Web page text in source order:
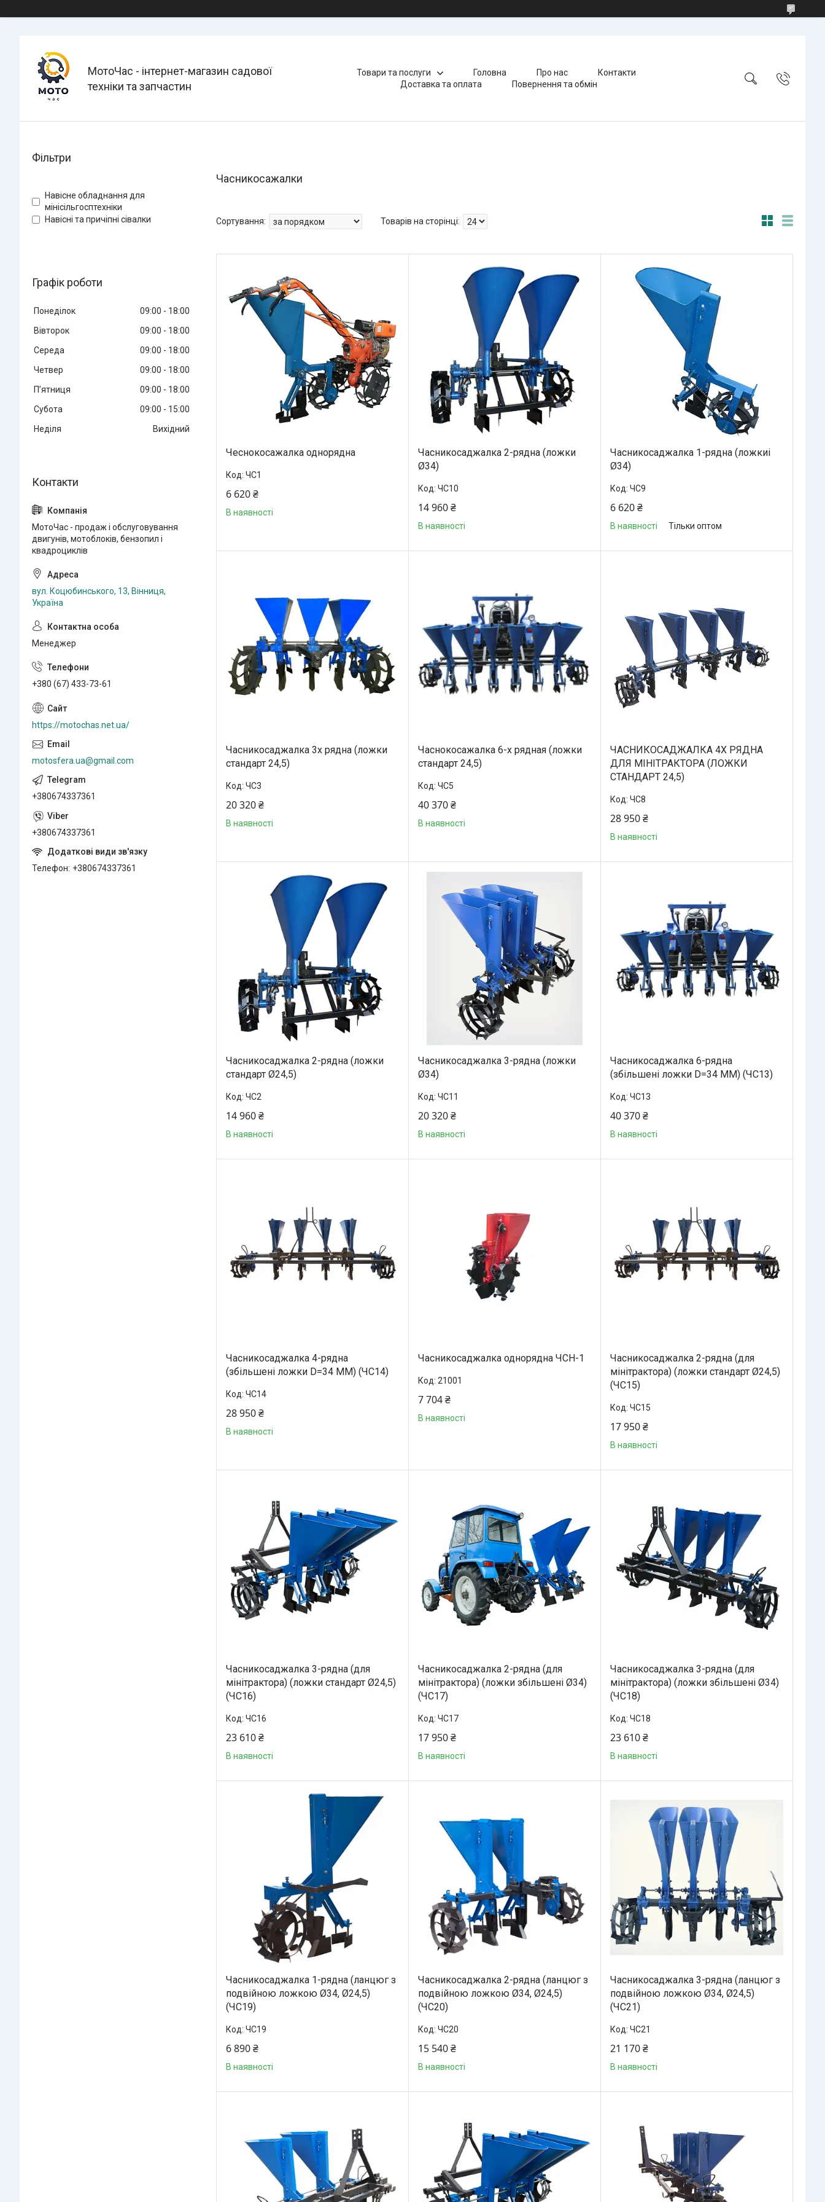
МотоЧас - інтернет-магазин садової
техніки та запчастин
Товари та послуги Головна Про нас
Контакти
Доставка та оплата
Повернення та обмін
Часникосажалки
Чеснокосажалка однорядна
ЧС1
6 620 ₴
В наявності
Часникосаджалка 2-рядна (ложки
Ø34)
ЧС10
14 960 ₴
В наявності
Часникосаджалка 1-рядна (ложкиі
Ø34)
ЧС9
6 620 ₴
В наявності Тільки оптом
Часникосаджалка 3х рядна (ложки
стандарт 24,5)
ЧС3
20 320 ₴
В наявності
Часнокосажалка 6-х рядная (ложки
стандарт 24,5)
ЧС5
40 370 ₴
В наявності
ЧАСНИКОСАДЖАЛКА 4Х РЯДНА
ДЛЯ МІНІТРАКТОРА (ЛОЖКИ
СТАНДАРТ 24,5)
ЧС8
28 950 ₴
В наявності
Часникосаджалка 2-рядна (ложки
стандарт Ø24,5)
ЧС2
14 960 ₴
В наявності
Часникосаджалка 3-рядна (ложки
Ø34)
ЧС11
20 320 ₴
В наявності
Часникосаджалка 6-рядна
(збільшені ложки D=34 MM) (ЧС13)
ЧС13
40 370 ₴
В наявності
Часникосаджалка 4-рядна
(збільшені ложки D=34 MM) (ЧС14)
ЧС14
28 950 ₴
В наявності
Часникосаджалка однорядна ЧСН-1
21001
7 704 ₴
В наявності
Часникосаджалка 2-рядна (для
мінітрактора) (ложки стандарт Ø24,5)
(ЧС15)
ЧС15
17 950 ₴
В наявності
Часникосаджалка 3-рядна (для
мінітрактора) (ложки стандарт Ø24,5)
(ЧС16)
ЧС16
23 610 ₴
В наявності
Часникосаджалка 2-рядна (для
мінітрактора) (ложки збільшені Ø34)
(ЧС17)
ЧС17
17 950 ₴
В наявності
Часникосаджалка 3-рядна (для
мінітрактора) (ложки збільшені Ø34)
(ЧС18)
ЧС18
23 610 ₴
В наявності
Часникосаджалка 1-рядна (ланцюг з
подвійною ложкою Ø34, Ø24,5)
(ЧС19)
ЧС19
6 890 ₴
В наявності
Часникосаджалка 2-рядна (ланцюг з
подвійною ложкою Ø34, Ø24,5)
(ЧС20)
ЧС20
15 540 ₴
В наявності
Часникосаджалка 3-рядна (ланцюг з
подвійною ложкою Ø34, Ø24,5)
(ЧС21)
ЧС21
21 170 ₴
В наявності
Фільтри
Навісне обладнання для
мінісільгосптехніки
Навісні та причіпні сівалки
Графік роботи
Понеділок 09:00
18:00
Вівторок
09:00
18:00
Середа
09:00
18:00
Четвер
09:00
18:00
Пʼятниця
09:00
18:00
Субота
09:00
15:00
Неділя
Вихідний
МотоЧас - продаж і обслуговування
двигунів, мотоблоків, бензопил і
квадроциклів
вул. Коцюбинського, 13, Вінниця,
Україна
Менеджер
+380 (67) 433-73-61
https://motochas.net.ua/
motosfera.ua@gmail.com
+380674337361
+380674337361
Телефон +380674337361